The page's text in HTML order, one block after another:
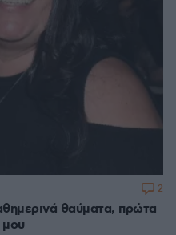
θαύματα, πρώτα
μου
2